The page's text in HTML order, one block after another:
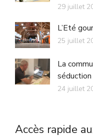
29 juillet
L’Eté
25 juillet
La
24 juillet
Accès rapide